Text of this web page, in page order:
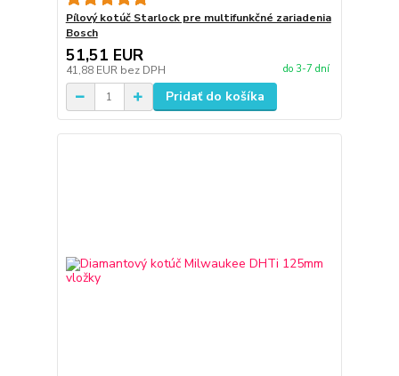
Pílový kotúč Starlock pre multifunkčné zariadenia
Bosch
51,51 EUR
41,88 EUR bez DPH do 3-7 dní
Pridať do košíka